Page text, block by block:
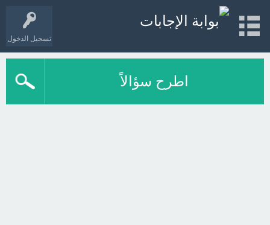
تسجيل الدخول
اطرح سؤالاً